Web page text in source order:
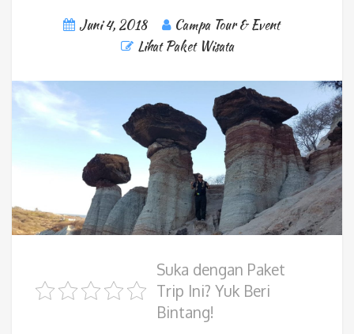
Juni 4, 2018
Campa Tour & Event
Lihat Paket Wisata
Suka dengan Paket
Trip Ini? Yuk Beri
Bintang!